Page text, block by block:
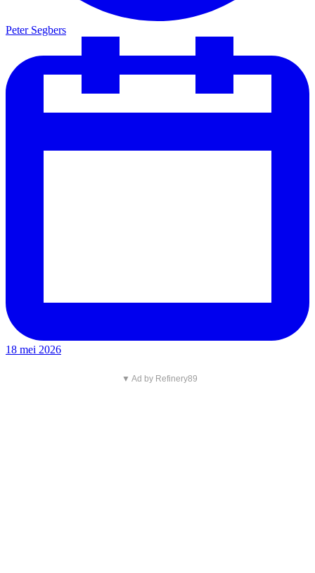
Peter Segbers
18 mei 2026
▼ Ad by Refinery89